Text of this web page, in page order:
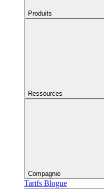
Produits
Ressources
Compagnie
Tarifs Blogue